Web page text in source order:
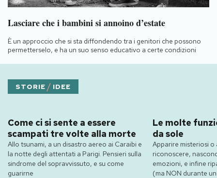
Lasciare che i bambini si annoino d’estate
È un approccio che si sta diffondendo tra i genitori che possono
permetterselo, e ha un suo senso educativo a certe condizioni
STORIE / IDEE
Come ci si sente a essere
scampati tre volte alla morte
Allo tsunami, a un disastro aereo ai Caraibi e
la notte degli attentati a Parigi. Pensieri sulla
sindrome del sopravvissuto, e su come
guarirne
Le molte
da sole
Apparire misteriosi
riconoscere,
emozioni, e infine
(ma NON durante